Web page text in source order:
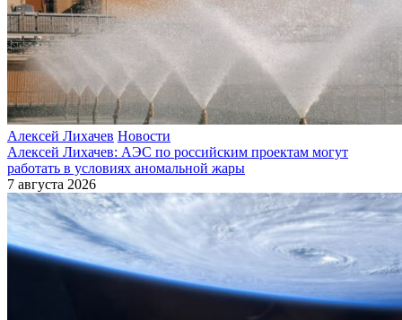
Алексей Лихачев Новости
Алексей Лихачев: АЭС по российским проектам могут
работать в условиях аномальной жары
7 августа 2026